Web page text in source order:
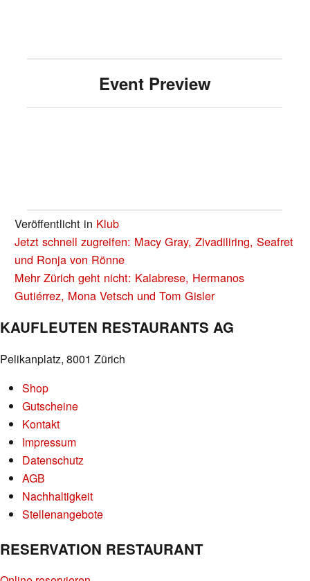
Event Preview
Veröffentlicht in Klub
BEITRAGS-
NAVIGATION
Jetzt schnell zugreifen: Macy Gray, Zivadiliring, Seafret
und Ronja von Rönne
Mehr Zürich geht nicht: Kalabrese, Hermanos
Gutiérrez, Mona Vetsch und Tom Gisler
KAUFLEUTEN RESTAURANTS AG
Pelikanplatz, 8001 Zürich
Shop
Gutscheine
Kontakt
Impressum
Datenschutz
AGB
Nachhaltigkeit
Stellenangebote
RESERVATION RESTAURANT